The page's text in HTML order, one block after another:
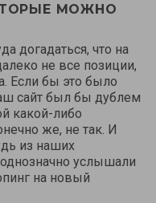
МОЖНО
догадаться, что на
не все позиции,
Если бы это было
сайт был бы дублем
какой-либо
же, не так. И
из наших
услышали
на новый